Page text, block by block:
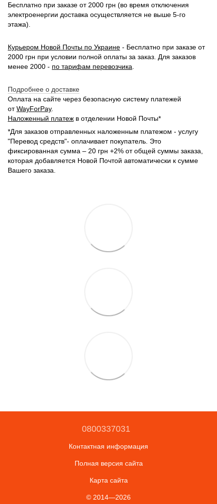
Бесплатно при заказе от 2000 грн (во время отключения
электроенергии доставка осуществляется не выше 5-го
этажа).
Курьером Новой Почты по Украине - Бесплатно при заказе от
2000 грн при условии полной оплаты за заказ. Для заказов
менее 2000 - по тарифам перевозчика
Подробнее о доставке
Оплата на сайте через безопасную систему платежей
отWayForPay.
Наложенный платеж в отделении Новой Почты*
*Для заказов отправленных наложенным платежом - услугу
"Перевод средств"- оплачивает покупатель. Это
фиксированная сумма – 20 грн +2% от общей суммы заказа,
которая добавляется Новой Почтой автоматически к сумме
Вашего заказа.
0800337031
Контактная информация
Полная версия сайта
Карта сайта
© 2014—2026